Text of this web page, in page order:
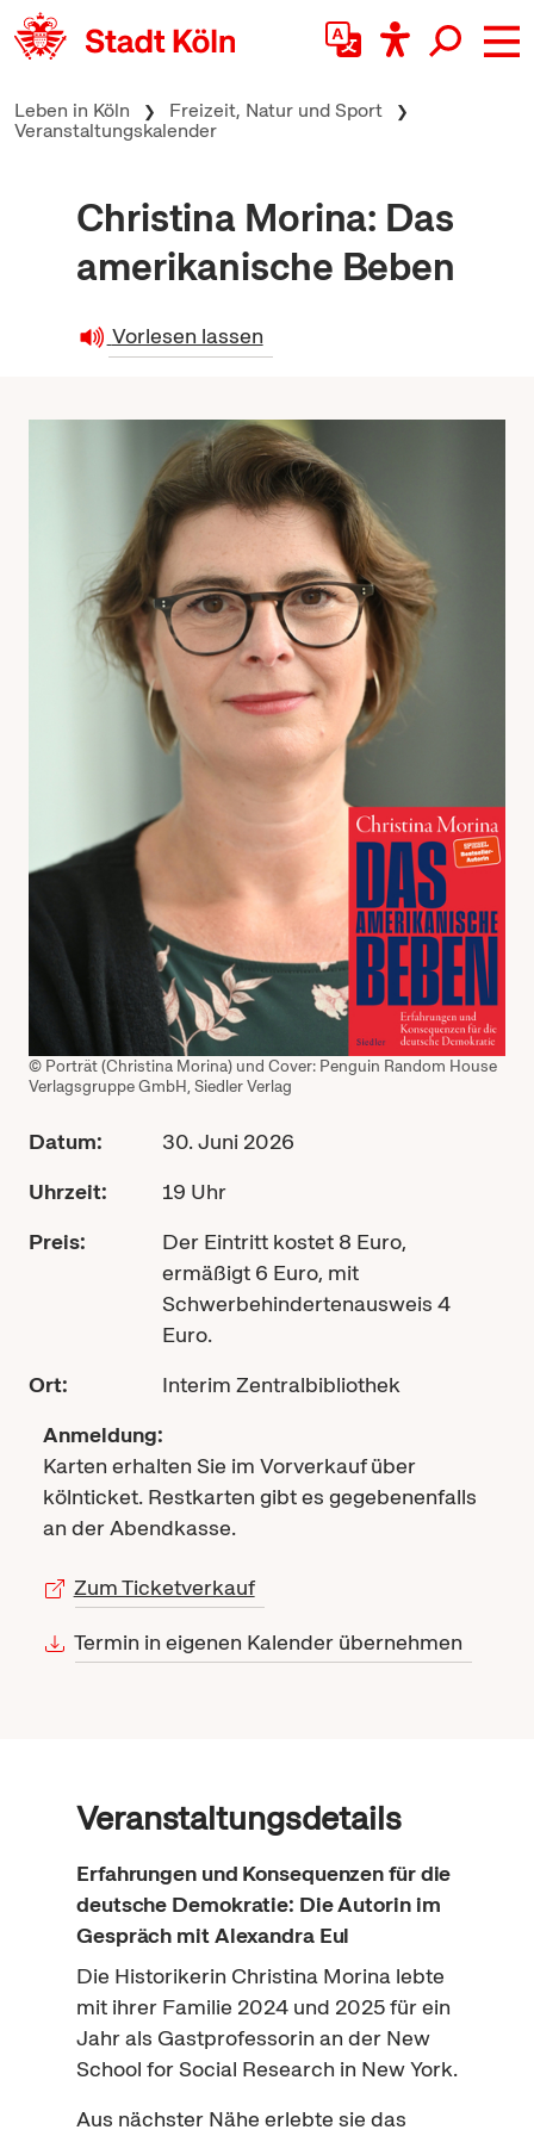
zum Inhalt springen
Leben in Köln
Freizeit, Natur und Sport
Veranstaltungskalender
Christina Morina: Das
amerikanische Beben
Vorlesen lassen
© Porträt (Christina Morina) und Cover: Penguin Random House
Verlagsgruppe GmbH, Siedler Verlag
Datum:
30. Juni 2026
Uhrzeit:
19 Uhr
Preis:
Der Eintritt kostet 8 Euro,
ermäßigt 6 Euro, mit
Schwerbehindertenausweis 4
Euro.
Ort:
Interim Zentralbibliothek
Anmeldung:
Karten erhalten Sie im Vorverkauf über
kölnticket. Restkarten gibt es gegebenenfalls
an der Abendkasse.
Zum Ticketverkauf
Termin in eigenen Kalender übernehmen
Veranstaltungsdetails
Erfahrungen und Konsequenzen für die
deutsche Demokratie: Die Autorin im
Gespräch mit Alexandra Eul
Die Historikerin Christina Morina lebte
mit ihrer Familie 2024 und 2025 für ein
Jahr als Gastprofessorin an der New
School for Social Research in New York.
Aus nächster Nähe erlebte sie das